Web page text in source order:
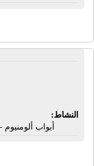
النشاط:
أبواب